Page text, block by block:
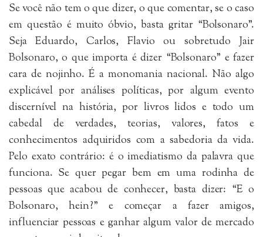
Se você não tem o que dizer, o que comentar, se o caso
em questão é muito óbvio, basta gritar “Bolsonaro”.
Seja Eduardo, Carlos, Flavio ou sobretudo Jair
Bolsonaro, o que importa é dizer “Bolsonaro” e fazer
cara de nojinho. É a monomania nacional. Não algo
explicável por análises políticas, por algum evento
discernível na história, por livros lidos e todo um
cabedal de verdades, teorias, valores, fatos e
conhecimentos adquiridos com a sabedoria da vida.
Pelo exato contrário: é o imediatismo da palavra que
funciona. Se quer pegar bem em uma rodinha de
pessoas que acabou de conhecer, basta dizer: “E o
Bolsonaro, hein?” e começar a fazer amigos,
influenciar pessoas e ganhar algum valor de mercado